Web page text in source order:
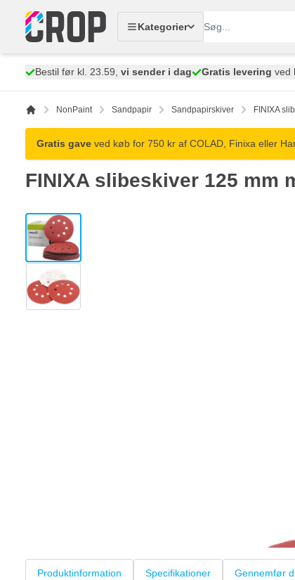
Kategorier
Bestil før kl. 23.59, vi sender i dag Gratis levering ved
NonPaint Sandpapir Sandpapirskiver FINIXA
Gratis gave ved køb for 750 kr af COLAD, Finixa eller
FINIXA slibeskiver 125 mm
View larger image
Produktinformation Specifikationer Gennemfør